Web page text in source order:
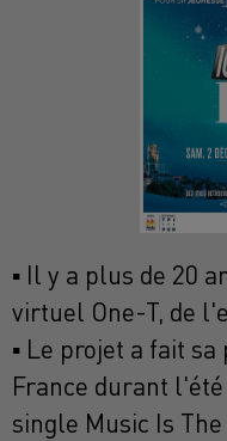
▪ Il y a plus de 20
virtuel One-T, de
▪ Le projet a fait
France durant
single Music Is The